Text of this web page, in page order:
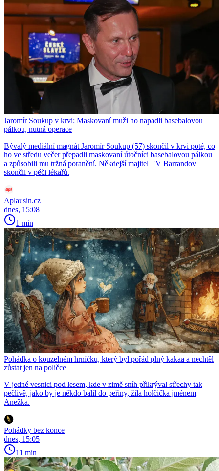
Jaromír Soukup v krvi: Maskovaní muži ho napadli basebalovou
pálkou, nutná operace
Bývalý mediální magnát Jaromír Soukup (57) skončil v krvi poté, co
ho ve středu večer přepadli maskovaní útočníci basebalovou pálkou
a způsobili mu tržná poranění. Někdejší majitel TV Barrandov
skončil v péči lékařů.
Aplausin.cz
dnes, 15:08
1 min
Pohádka o kouzelném hrníčku, který byl pořád plný kakaa a nechtěl
zůstat jen na poličce
V jedné vesnici pod lesem, kde v zimě sníh přikrýval střechy tak
pečlivě, jako by je někdo balil do peřiny, žila holčička jménem
Anežka.
Pohádky bez konce
dnes, 15:05
11 min